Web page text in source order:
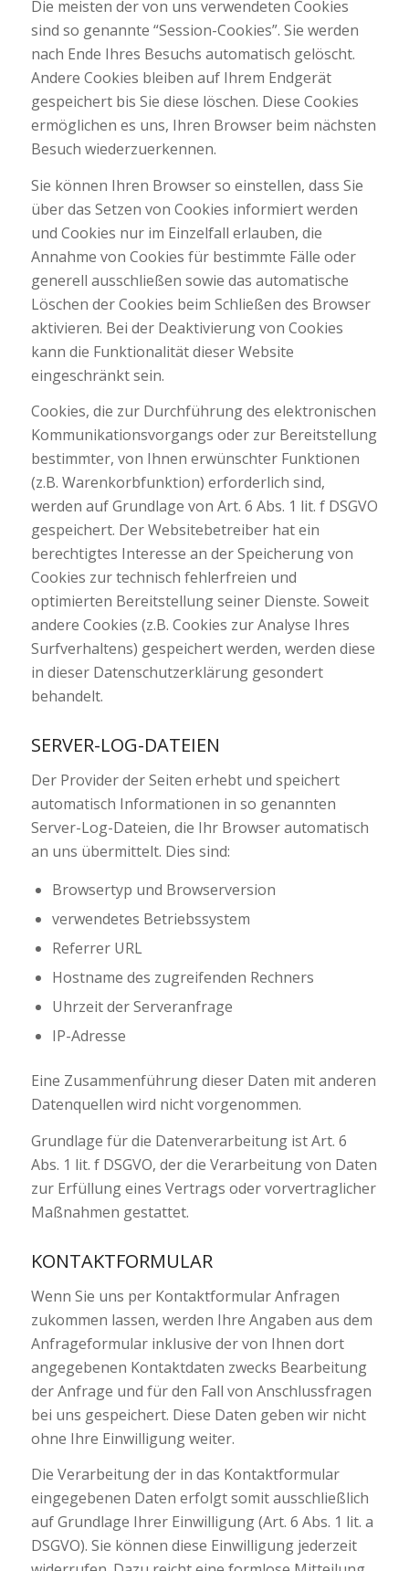
Die meisten der von uns verwendeten Cookies
sind so genannte “Session-Cookies”. Sie werden
nach Ende Ihres Besuchs automatisch gelöscht.
Andere Cookies bleiben auf Ihrem Endgerät
gespeichert bis Sie diese löschen. Diese Cookies
ermöglichen es uns, Ihren Browser beim nächsten
Besuch wiederzuerkennen.
Sie können Ihren Browser so einstellen, dass Sie
über das Setzen von Cookies informiert werden
und Cookies nur im Einzelfall erlauben, die
Annahme von Cookies für bestimmte Fälle oder
generell ausschließen sowie das automatische
Löschen der Cookies beim Schließen des Browser
aktivieren. Bei der Deaktivierung von Cookies
kann die Funktionalität dieser Website
eingeschränkt sein.
Cookies, die zur Durchführung des elektronischen
Kommunikationsvorgangs oder zur Bereitstellung
bestimmter, von Ihnen erwünschter Funktionen
(z.B. Warenkorbfunktion) erforderlich sind,
werden auf Grundlage von Art. 6 Abs. 1 lit. f DSGVO
gespeichert. Der Websitebetreiber hat ein
berechtigtes Interesse an der Speicherung von
Cookies zur technisch fehlerfreien und
optimierten Bereitstellung seiner Dienste. Soweit
andere Cookies (z.B. Cookies zur Analyse Ihres
Surfverhaltens) gespeichert werden, werden diese
in dieser Datenschutzerklärung gesondert
behandelt.
SERVER-LOG-DATEIEN
Der Provider der Seiten erhebt und speichert
automatisch Informationen in so genannten
Server-Log-Dateien, die Ihr Browser automatisch
an uns übermittelt. Dies sind:
Browsertyp und Browserversion
verwendetes Betriebssystem
Referrer URL
Hostname des zugreifenden Rechners
Uhrzeit der Serveranfrage
IP-Adresse
Eine Zusammenführung dieser Daten mit anderen
Datenquellen wird nicht vorgenommen.
Grundlage für die Datenverarbeitung ist Art. 6
Abs. 1 lit. f DSGVO, der die Verarbeitung von Daten
zur Erfüllung eines Vertrags oder vorvertraglicher
Maßnahmen gestattet.
KONTAKTFORMULAR
Wenn Sie uns per Kontaktformular Anfragen
zukommen lassen, werden Ihre Angaben aus dem
Anfrageformular inklusive der von Ihnen dort
angegebenen Kontaktdaten zwecks Bearbeitung
der Anfrage und für den Fall von Anschlussfragen
bei uns gespeichert. Diese Daten geben wir nicht
ohne Ihre Einwilligung weiter.
Die Verarbeitung der in das Kontaktformular
eingegebenen Daten erfolgt somit ausschließlich
auf Grundlage Ihrer Einwilligung (Art. 6 Abs. 1 lit. a
DSGVO). Sie können diese Einwilligung jederzeit